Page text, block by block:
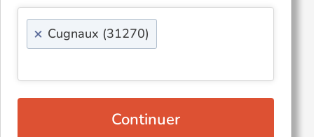
× Cugnaux (31270)
Continuer